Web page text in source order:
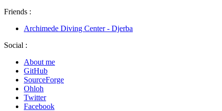
Friends :
Archimede Diving Center - Djerba
Social :
About me
GitHub
SourceForge
Ohloh
Twitter
Facebook